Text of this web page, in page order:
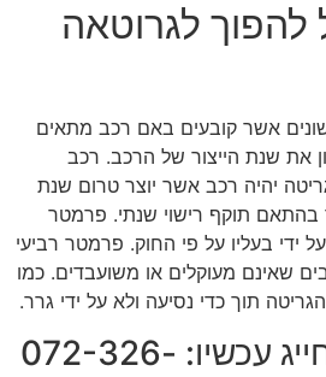
להפוך לגרוטאה
אשר קובעים באם רכב מתאים
את שנת הייצור של הרכב. רכב
יהיה רכב אשר יוצר טרום שנת
בהתאם תוקף רישוי שנתי. פרמטר
ידי בעליו על פי החוק. פרמטר רביעי
שאינם מעוקלים או משועבדים. כמו
תוך כדי נסיעה ולא על ידי גרר.
מענה מיידי – חייג עכשיו: 072-326-